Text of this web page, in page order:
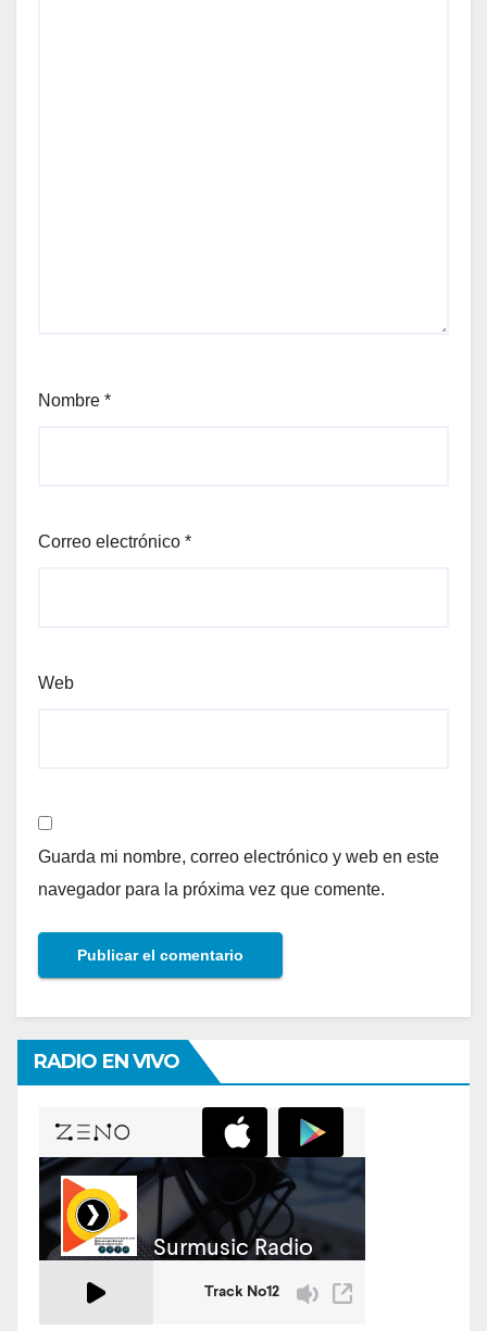
Nombre *
Correo electrónico *
Web
Guarda mi nombre, correo electrónico y web en este
navegador para la próxima vez que comente.
RADIO EN VIVO